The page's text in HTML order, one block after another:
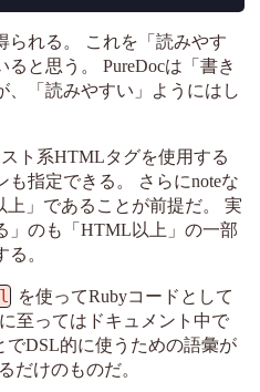
られる。 これを「読みやす
と思う。 PureDocは「書き
、「読みやすい」ようにはし
ト系HTMLタグを使用する
指定できる。 さらにnoteな
」であることが前提だ。 実
」のも「HTML以上」の一部
。
を使ってRubyコードとして
至ってはドキュメント中で
でDSL的に使うための語彙が
だけのものだ。